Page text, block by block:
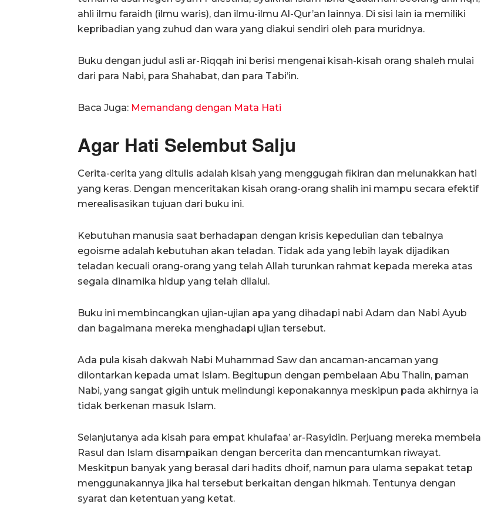
ahli ilmu faraidh (ilmu waris), dan ilmu-ilmu Al-Qur’an lainnya. Di sisi lain ia memiliki
kepribadian yang zuhud dan wara yang diakui sendiri oleh para muridnya.
Buku dengan judul asli ar-Riqqah ini berisi mengenai kisah-kisah orang shaleh mulai
dari para Nabi, para Shahabat, dan para Tabi’in.
Baca Juga: Memandang dengan Mata Hati
Agar Hati Selembut Salju
Cerita-cerita yang ditulis adalah kisah yang menggugah fikiran dan melunakkan hati
yang keras. Dengan menceritakan kisah orang-orang shalih ini mampu secara efektif
merealisasikan tujuan dari buku ini.
Kebutuhan manusia saat berhadapan dengan krisis kepedulian dan tebalnya
egoisme adalah kebutuhan akan teladan. Tidak ada yang lebih layak dijadikan
teladan kecuali orang-orang yang telah Allah turunkan rahmat kepada mereka atas
segala dinamika hidup yang telah dilalui.
Buku ini membincangkan ujian-ujian apa yang dihadapi nabi Adam dan Nabi Ayub
dan bagaimana mereka menghadapi ujian tersebut.
Ada pula kisah dakwah Nabi Muhammad Saw dan ancaman-ancaman yang
dilontarkan kepada umat Islam. Begitupun dengan pembelaan Abu Thalin, paman
Nabi, yang sangat gigih untuk melindungi keponakannya meskipun pada akhirnya ia
tidak berkenan masuk Islam.
Selanjutanya ada kisah para empat khulafaa’ ar-Rasyidin. Perjuang mereka membela
Rasul dan Islam disampaikan dengan bercerita dan mencantumkan riwayat.
Meskitpun banyak yang berasal dari hadits dhoif, namun para ulama sepakat tetap
menggunakannya jika hal tersebut berkaitan dengan hikmah. Tentunya dengan
syarat dan ketentuan yang ketat.